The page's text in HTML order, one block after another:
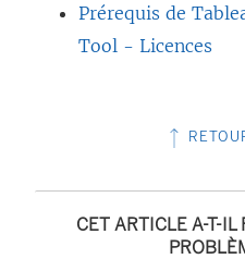
Prérequis de
Tool - Licences
CET ARTICLE A-T-IL